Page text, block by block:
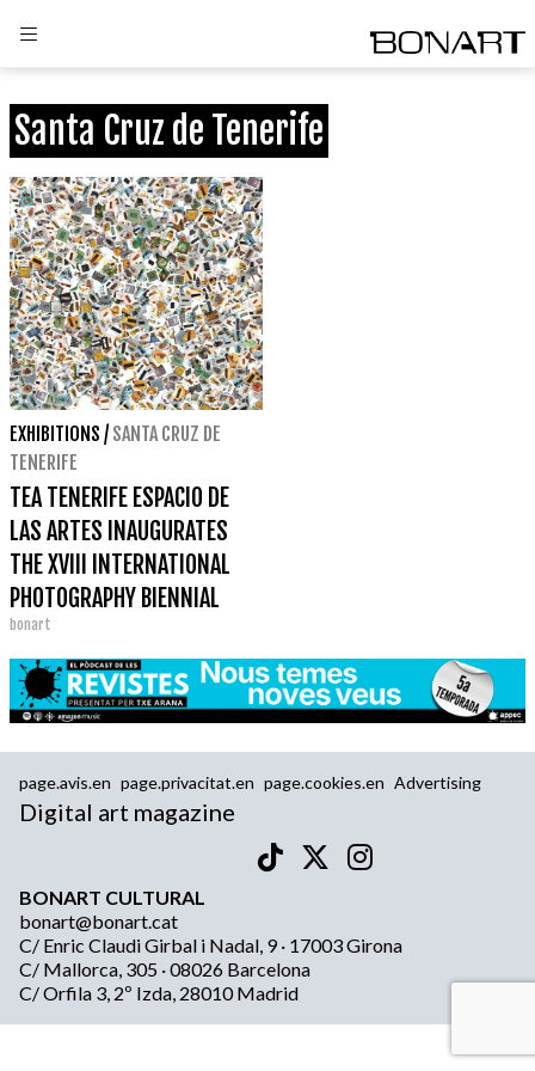
Santa Cruz de Tenerife
EXHIBITIONS / SANTA CRUZ DE
TENERIFE
TEA TENERIFE ESPACIO DE
LAS ARTES INAUGURATES
THE XVIII INTERNATIONAL
PHOTOGRAPHY BIENNIAL
FOTONOVIEMBRE
bonart
page.avis.en page.privacitat.en page.cookies.en Advertising
Digital art magazine
BONART CULTURAL
bonart@bonart.cat
C/ Enric Claudi Girbal i Nadal, 9 · 17003 Girona
C/ Mallorca, 305 · 08026 Barcelona
C/ Orfila 3, 2º Izda, 28010 Madrid